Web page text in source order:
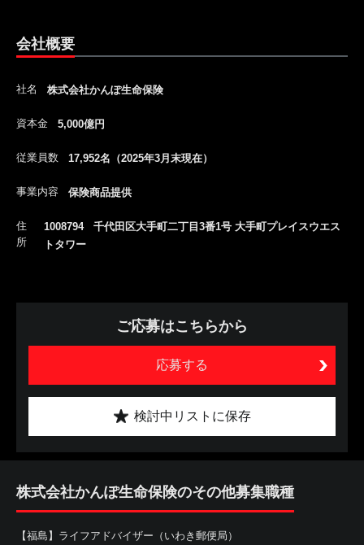
会社概要
社名 株式会社かんぽ生命保険
資本金 5,000億円
従業員数 17,952名（2025年3月末現在）
事業内容 保険商品提供
住
所
1008794 千代田区大手町二丁目3番1号 大手町プレイスウエス
トタワー
ご応募はこちらから
応募する
検討中リストに保存
株式会社かんぽ生命保険のその他募集職種
【福島】ライフアドバイザー（いわき郵便局）